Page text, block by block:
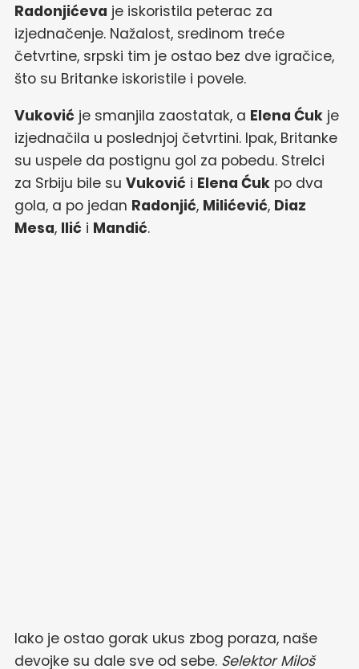
Radonjićeva je iskoristila peterac za
izjednačenje. Nažalost, sredinom treće
četvrtine, srpski tim je ostao bez dve igračice,
što su Britanke iskoristile i povele.
Vuković je smanjila zaostatak, a Elena Ćuk je
izjednačila u poslednjoj četvrtini. Ipak, Britanke
su uspele da postignu gol za pobedu. Strelci
za Srbiju bile su Vuković i Elena Ćuk po dva
gola, a po jedan Radonjić, Milićević, Diaz
Mesa, Ilić i Mandić.
Iako je ostao gorak ukus zbog poraza, naše
devojke su dale sve od sebe. Selektor Miloš